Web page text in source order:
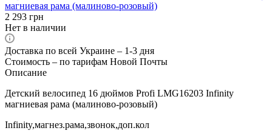
2 293 грн
Нет в наличии
Доставка по всей Украине – 1-3 дня
Стоимость – по тарифам Новой Почты
Описание
Детский велосипед 16 дюймов Profi LMG16203 Infinity
магниевая рама (малиново-розовый)
Infinity,магнез.рама,звонок,доп.кол